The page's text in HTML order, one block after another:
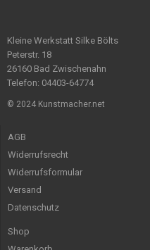
Kleine Werkstatt Silke Bölts
Peterstr. 18
26160 Bad Zwischenahn
Telefon: 04403-64774
© 2024 Kunstmacher.net
AGB
Widerrufsrecht
Widerrufsformular
Versand
Datenschutz
Shop